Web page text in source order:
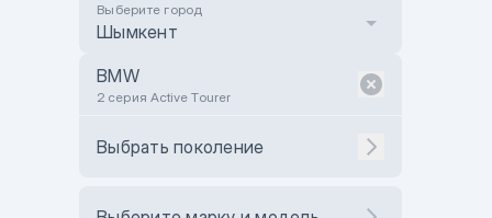
Выберите город
Шымкент
BMW
2 серия Active Tourer
Выбрать поколение